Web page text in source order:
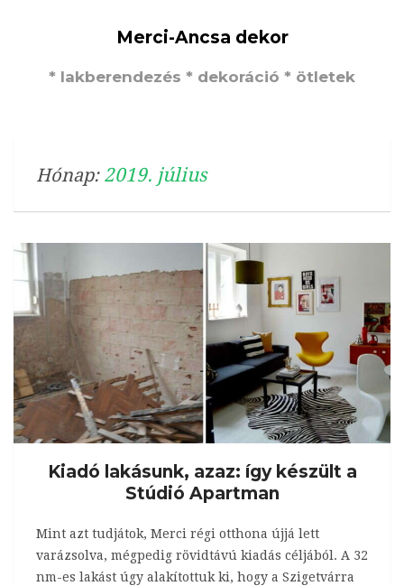
Merci-Ancsa dekor
* lakberendezés * dekoráció * ötletek
Hónap: 2019. július
Kiadó lakásunk, azaz: így készült a
Stúdió Apartman
Mint azt tudjátok, Merci régi otthona újjá lett
varázsolva, mégpedig rövidtávú kiadás céljából. A 32
nm-es lakást úgy alakítottuk ki, hogy a Szigetvárra